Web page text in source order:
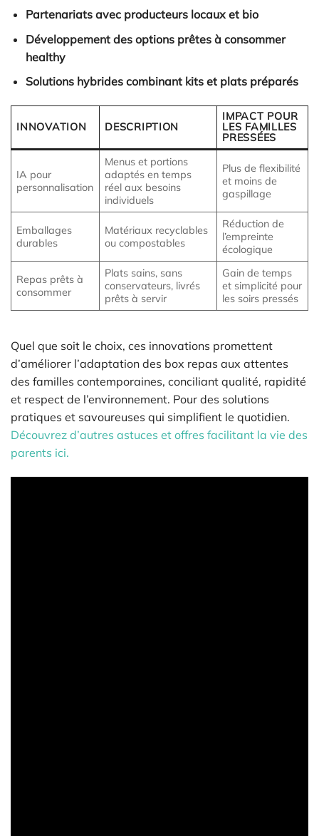
Partenariats avec producteurs locaux et bio
Développement des options prêtes à consommer
healthy
Solutions hybrides combinant kits et plats préparés
INNOVATION DESCRIPTION
IMPACT POUR
LES FAMILLES
PRESSÉES
IA pour
personnalisation
Menus et portions
adaptés en temps
réel aux besoins
individuels
Plus de flexibilité
et moins de
gaspillage
Emballages
durables
Matériaux recyclables
ou compostables
Réduction de
l’empreinte
écologique
Repas prêts à
consommer
Plats sains, sans
conservateurs, livrés
prêts à servir
Gain de temps
et simplicité pour
les soirs pressés
Quel que soit le choix, ces innovations promettent
d’améliorer l’adaptation des box repas aux attentes
des familles contemporaines, conciliant qualité, rapidité
et respect de l’environnement. Pour des solutions
pratiques et savoureuses qui simplifient le quotidien.
Découvrez d’autres astuces et offres facilitant la vie des
parents ici.